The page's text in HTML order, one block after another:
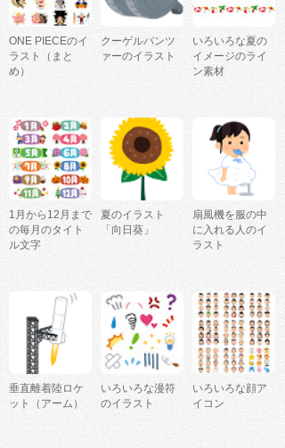
ONE PIECEのイ
ラスト（まと
め）
クーゲルパンツ
ァーのイラスト
いろいろな夏の
イメージのライ
ン素材
1月から12月まで
の毎月のタイト
ル文字
夏のイラスト
「向日葵」
扇風機を服の中
に入れる人のイ
ラスト
垂直離着陸ロケ
ット（アーム）
いろいろな漫符
のイラスト
いろいろな顔ア
イコン